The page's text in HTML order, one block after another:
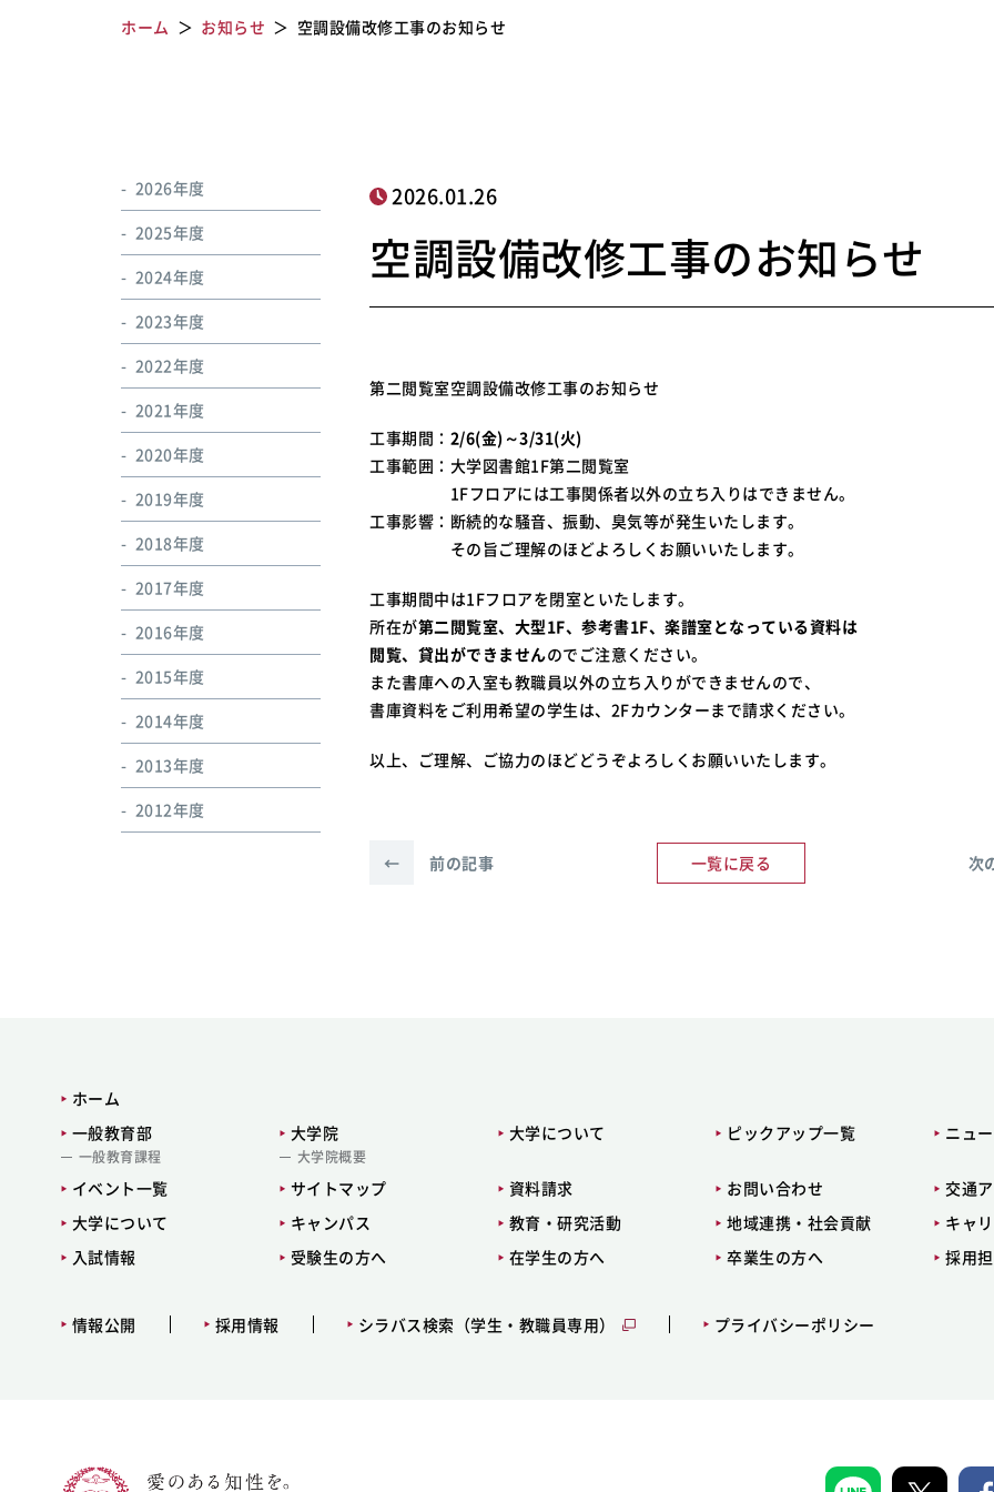
ホーム お知らせ 空調設備改修工事のお知らせ
2026.01.26
空調設備改修工事のお知らせ
第二閲覧室空調設備改修工事のお知らせ
工事期間： 2/6(金)～3/31(火)
工事範囲：大学図書館1F第二閲覧室
1Fフロアには工事関係者以外の立ち入りはできません。
工事影響：断続的な騒音、振動、臭気等が発生いたします。
その旨ご理解のほどよろしくお願いいたします。
工事期間中は1Fフロアを閉室といたします。
所在が第二閲覧室、大型1F、参考書1F、楽譜室となっている資料は
閲覧、貸出ができませんのでご注意ください。
また書庫への入室も教職員以外の立ち入りができませんので、
書庫資料をご利用希望の学生は、2Fカウンターまで請求ください。
以上、ご理解、ご協力のほどどうぞよろしくお願いいたします。
← 前の記事 一覧に戻る 次
2026年度
2025年度
2024年度
2023年度
2022年度
2021年度
2020年度
2019年度
2018年度
2017年度
2016年度
2015年度
2014年度
2013年度
2012年度
ホーム
一般教育部
一般教育課程
大学院
大学院概要
大学について ピックアップ一覧 ニュ
イベント一覧 サイトマップ 資料請求 お問い合わせ
交通
大学について
キャンパス 教育・研究活動 地域連携・社会貢献
キャ
入試情報
受験生の方へ 在学生の方へ 卒業生の方へ 採用
情報公開 採用情報 シラバス検索（学生・教職員専用） プライバシーポリシー